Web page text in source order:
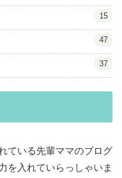
15
47
37
ている先輩ママのブログ
を入れていらっしゃいま